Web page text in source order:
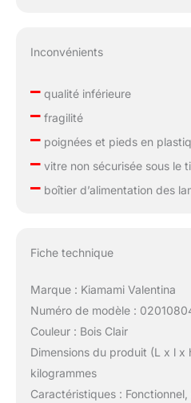
Inconvénients
–qualité inférieure
–fragilité
–poignées et pieds en
–vitre non sécurisée sous le
–boîtier d’alimentation des
Fiche technique
Marque : Kiamami Valentina
Numéro de modèle :
Couleur : Bois Clair
Dimensions du produit (L x l
kilogrammes
Caractéristiques :